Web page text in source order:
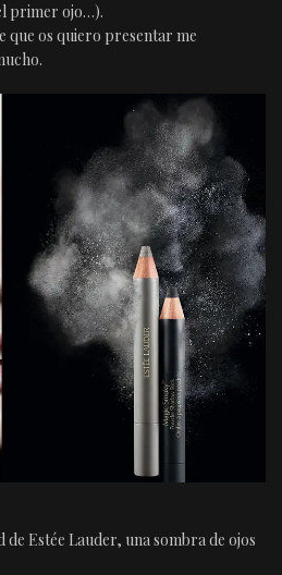
primer ojo…).
que os quiero presentar me
Estée Lauder, una sombra de ojos